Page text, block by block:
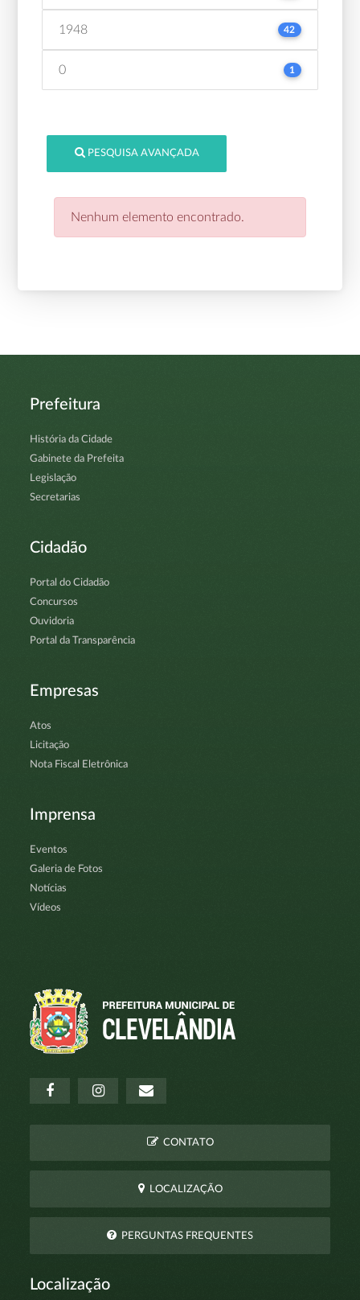
1948 42
0 1
PESQUISA AVANÇADA
Nenhum elemento encontrado.
Prefeitura
História da Cidade
Gabinete da Prefeita
Legislação
Secretarias
Cidadão
Portal do Cidadão
Concursos
Ouvidoria
Portal da Transparência
Empresas
Atos
Licitação
Nota Fiscal Eletrônica
Imprensa
Eventos
Galeria de Fotos
Notícias
Vídeos
CONTATO
LOCALIZAÇÃO
PERGUNTAS FREQUENTES
Localização